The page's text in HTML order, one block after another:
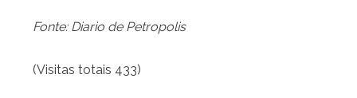
Fonte: Diario de Petropolis
(Visitas totais 433)